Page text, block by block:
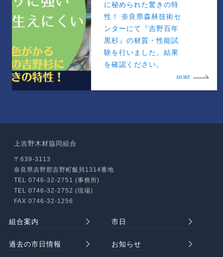
に秘められた驚きの特
性！ 奈良県森林技術セ
ンターにて『吉野百年
黒杉』の材質・性能試
験を行いました。結果
を確認ください。
MORE
上吉野木材協同組合
〒639-3113
奈良県吉野郡吉野町飯貝1314番地
TEL 0746-32-2751 (事務所)
TEL 0746-32-2752 (現場)
FAX 0746-32-1256
組合案内 市日
過去の市日情報 お知らせ